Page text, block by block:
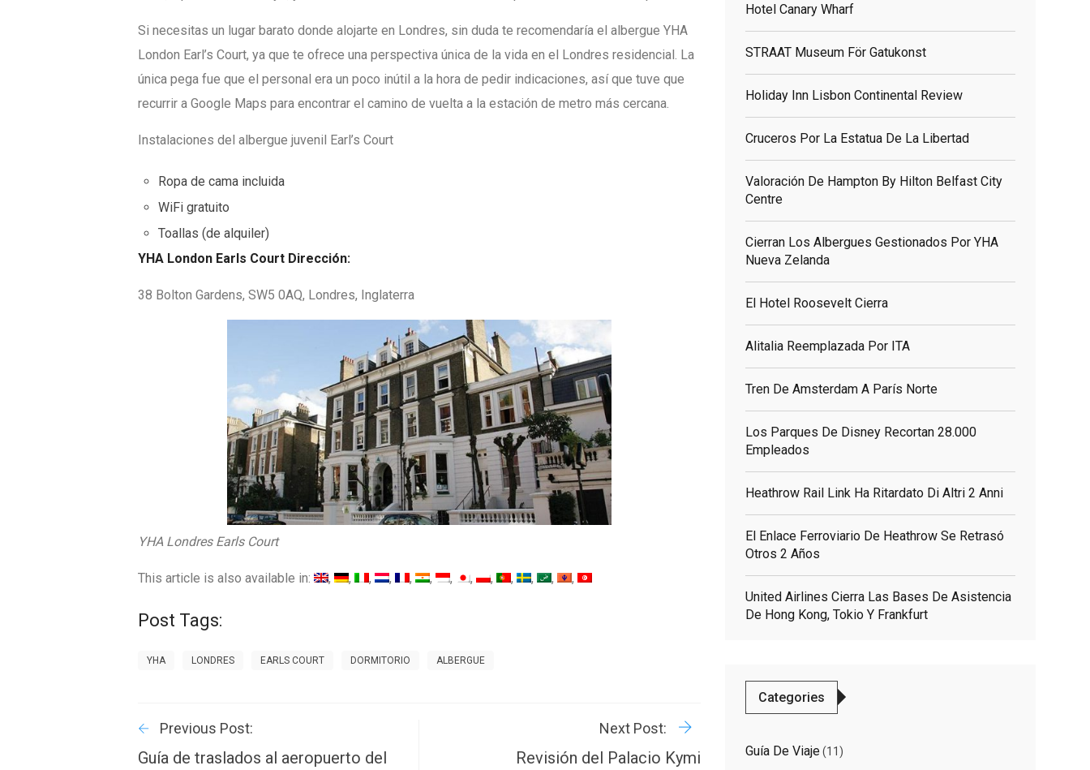
Si necesitas un lugar barato donde alojarte en Londres, sin duda te recomendaría el albergue YHA
London Earl’s Court, ya que te ofrece una perspectiva única de la vida en el Londres residencial. La
única pega fue que el personal era un poco inútil a la hora de pedir indicaciones, así que tuve que
recurrir a Google Maps para encontrar el camino de vuelta a la estación de metro más cercana.
Instalaciones del albergue juvenil Earl’s Court
Ropa de cama incluida
WiFi gratuito
Toallas (de alquiler)
YHA London Earls Court Dirección:
38 Bolton Gardens, SW5 0AQ, Londres, Inglaterra
YHA Londres Earls Court
This article is also available in:
Post Tags:
YHA LONDRES EARLS COURT DORMITORIO ALBERGUE
Previous Post:
Guía de traslados al aeropuerto del
Next Post:
Revisión del Palacio Kymi
Related
Posts
Hotel Canary Wharf
STRAAT Museum För Gatukonst
Holiday Inn Lisbon Continental Review
Cruceros Por La Estatua De La Libertad
Valoración De Hampton By Hilton Belfast City
Centre
Cierran Los Albergues Gestionados Por YHA
Nueva Zelanda
El Hotel Roosevelt Cierra
Alitalia Reemplazada Por ITA
Tren De Amsterdam A París Norte
Los Parques De Disney Recortan 28.000
Empleados
Heathrow Rail Link Ha Ritardato Di Altri 2 Anni
El Enlace Ferroviario De Heathrow Se Retrasó
Otros 2 Años
United Airlines Cierra Las Bases De Asistencia
De Hong Kong, Tokio Y Frankfurt
Categories
Guía De Viaje(11)